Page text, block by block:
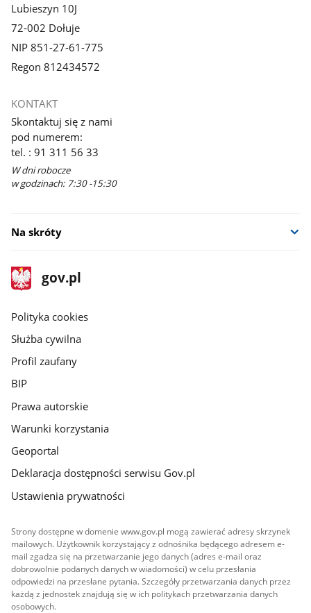
Lubieszyn 10J
72-002 Dołuje
NIP 851-27-61-775
Regon 812434572
KONTAKT
Skontaktuj się z nami
pod numerem:
tel. : 91 311 56 33
W dni robocze
w godzinach: 7:30 -15:30
Na skróty
stopka
gov.pl
Strona
gov.pl
gov.pl
Polityka cookies
Służba cywilna
Profil zaufany
BIP
Prawa autorskie
Warunki korzystania
Geoportal
Deklaracja dostępności serwisu Gov.pl
Ustawienia prywatności
Strony dostępne w domenie www.gov.pl mogą zawierać adresy skrzynek
mailowych. Użytkownik korzystający z odnośnika będącego adresem e-
mail zgadza się na przetwarzanie jego danych (adres e-mail oraz
dobrowolnie podanych danych w wiadomości) w celu przesłania
odpowiedzi na przesłane pytania. Szczegóły przetwarzania danych przez
każdą z jednostek znajdują się w ich politykach przetwarzania danych
osobowych.